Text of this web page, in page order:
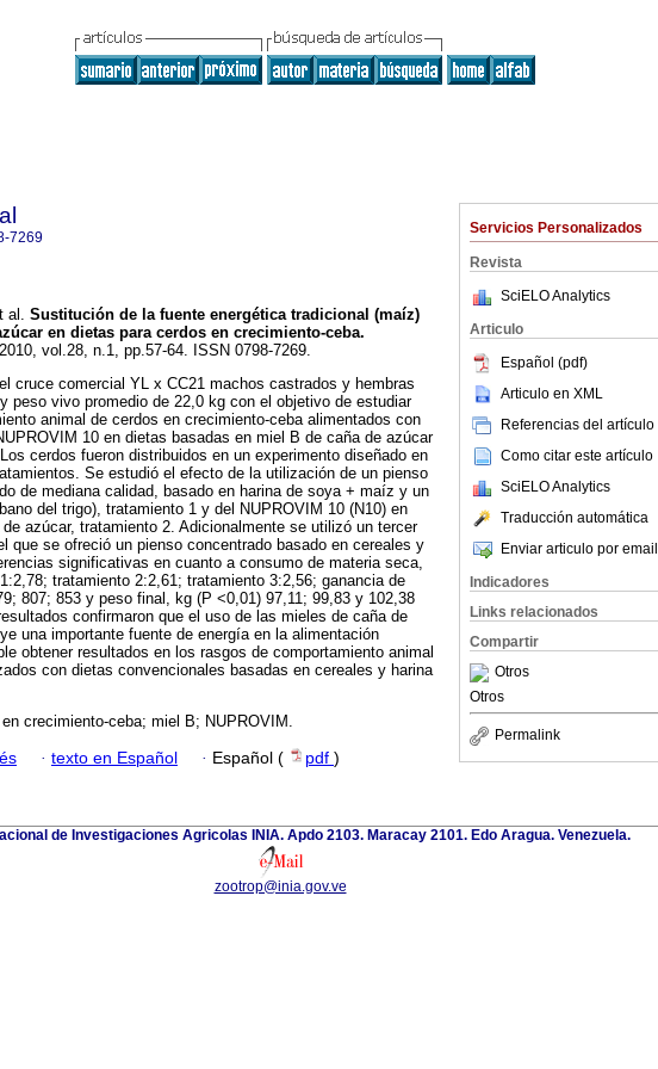
Servicios Personalizados
Revista
SciELO Analytics
Articulo
Español (pdf)
Articulo en XML
Referencias del artículo
Como citar este artículo
SciELO Analytics
Traducción automática
Enviar articulo por email
Indicadores
Links relacionados
Compartir
Otros
Otros
Permalink
7269
al. Sustitución de la fuente energética tradicional (maíz)
en dietas para cerdos en crecimiento-ceba.
vol.28, n.1, pp.57-64. ISSN 0798-7269.
cruce comercial YL x CC21 machos castrados y hembras
peso vivo promedio de 22,0 kg con el objetivo de estudiar
animal de cerdos en crecimiento-ceba alimentados con
10 en dietas basadas en miel B de caña de azúcar
cerdos fueron distribuidos en un experimento diseñado en
Se estudió el efecto de la utilización de un pienso
de mediana calidad, basado en harina de soya + maíz y un
del trigo), tratamiento 1 y del NUPROVIM 10 (N10) en
azúcar, tratamiento 2. Adicionalmente se utilizó un tercer
que se ofreció un pienso concentrado basado en cereales y
significativas en cuanto a consumo de materia seca,
tratamiento 2:2,61; tratamiento 3:2,56; ganancia de
807; 853 y peso final, kg (P <0,01) 97,11; 99,83 y 102,38
confirmaron que el uso de las mieles de caña de
una importante fuente de energía en la alimentación
obtener resultados en los rasgos de comportamiento animal
con dietas convencionales basadas en cereales y harina
crecimiento-ceba; miel B; NUPROVIM.
· texto en Español · Español ( pdf )
de Investigaciones Agricolas INIA. Apdo 2103. Maracay 2101. Edo Aragua. Venezuela.
zootrop@inia.gov.ve